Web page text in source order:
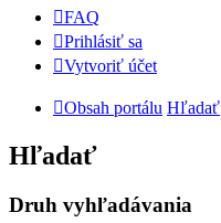
FAQ
Prihlásiť sa
Vytvoriť účet
Obsah portálu Hľadať
Hľadať
Druh vyhľadávania